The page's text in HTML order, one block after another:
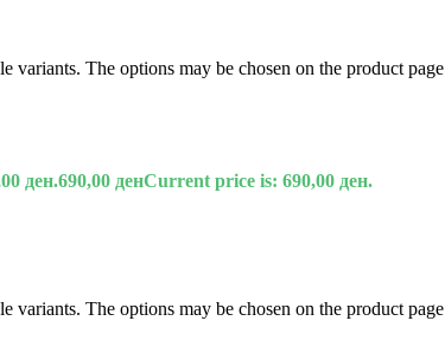
variants. The options may be chosen on the product page
ден.690,00 денCurrent price is: 690,00 ден.
variants. The options may be chosen on the product page